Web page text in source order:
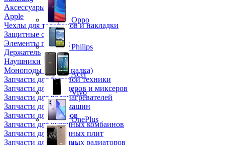
Аксессуары
Apple
Чехлы для телефонов и накладки
Защитные стекла
Элементы питания
Держатель
Наушники
Моноподы (Селфи палка)
Запчасти для бытовой техники
Запчасти для блендеров и миксеров
Запчасти для водонагревателей
Запчасти для кофемашин
Запчасти для кулеров
Запчасти для кухонных комбаинов
Запчасти для кухонных плит
Запчасти для масляных радиаторов
Oppo
Philips
Acer
Vivo
OnePlus